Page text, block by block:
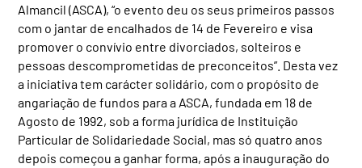
Almancil (ASCA), “o evento deu os seus primeiros passos
com o jantar de encalhados de 14 de Fevereiro e visa
promover o convívio entre divorciados, solteiros e
pessoas descomprometidas de preconceitos”. Desta vez
a iniciativa tem carácter solidário, com o propósito de
angariação de fundos para a ASCA, fundada em 18 de
Agosto de 1992, sob a forma jurídica de Instituição
Particular de Solidariedade Social, mas só quatro anos
depois começou a ganhar forma, após a inauguração do